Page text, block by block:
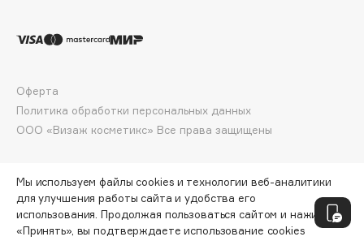
DP Daily Perfection
Dr.Althea
Dr.Ceuracle
Dyson
ООО «Визаж косметикс» Все права защищены
Оферта
Политика обработки персональных данных
Мы используем файлы cookies и технологии веб-аналитики
для улучшения работы сайта и удобства его
использования. Продолжая пользоваться сайтом и нажимая
«Принять», вы подтверждаете использование cookies